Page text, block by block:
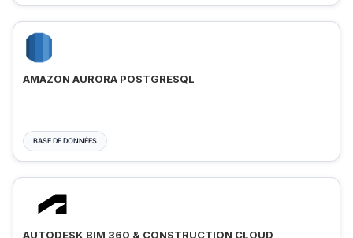
AMAZON AURORA POSTGRESQL
BASE DE DONNÉES
AUTODESK BIM 360 & CONSTRUCTION CLOUD